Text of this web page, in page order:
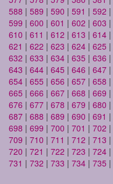
588 | 589 | 590 | 591 | 592 |
599 | 600 | 601 | 602 | 603 |
610 | 611 | 612 | 613 | 614 |
621 | 622 | 623 | 624 | 625 |
632 | 633 | 634 | 635 | 636 |
643 | 644 | 645 | 646 | 647 |
654 | 655 | 656 | 657 | 658 |
665 | 666 | 667 | 668 | 669 |
676 | 677 | 678 | 679 | 680 |
687 | 688 | 689 | 690 | 691 |
698 | 699 | 700 | 701 | 702 |
709 | 710 | 711 | 712 | 713 |
720 | 721 | 722 | 723 | 724 |
731 | 732 | 733 | 734 | 735 |